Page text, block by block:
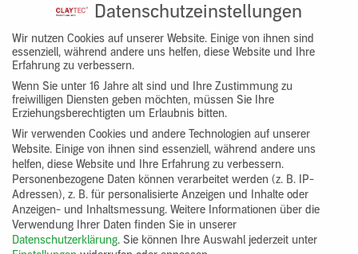
VK5
875,01 €
VK7
625,00 €
Gruppenprodukt
yosima_designputz_bigb
Datenschutzeinstellungen
Wir nutzen Cookies auf unserer Website. Einige von ihnen sind
essenziell, während andere uns helfen, diese Website und Ihre
Erfahrung zu verbessern.
Wenn Sie unter 16 Jahre alt sind und Ihre Zustimmung zu
freiwilligen Diensten geben möchten, müssen Sie Ihre
Erziehungsberechtigten um Erlaubnis bitten.
Wir verwenden Cookies und andere Technologien auf unserer
Website. Einige von ihnen sind essenziell, während andere uns
helfen, diese Website und Ihre Erfahrung zu verbessern.
Personenbezogene Daten können verarbeitet werden (z. B. IP-
Adressen), z. B. für personalisierte Anzeigen und Inhalte oder
Anzeigen- und Inhaltsmessung. Weitere Informationen über die
Verwendung Ihrer Daten finden Sie in unserer
Datenschutzerklärung. Sie können Ihre Auswahl jederzeit unter